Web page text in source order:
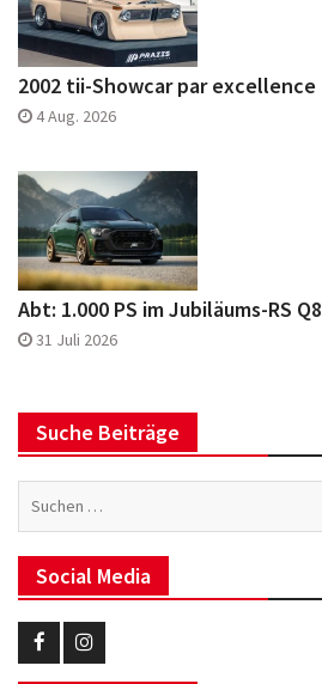
2002 tii-Showcar par excellence
4 Aug. 2026
Abt: 1.000 PS im Jubiläums-RS Q8
31 Juli 2026
Suche Beiträge
Suchen
nach:
Social Media